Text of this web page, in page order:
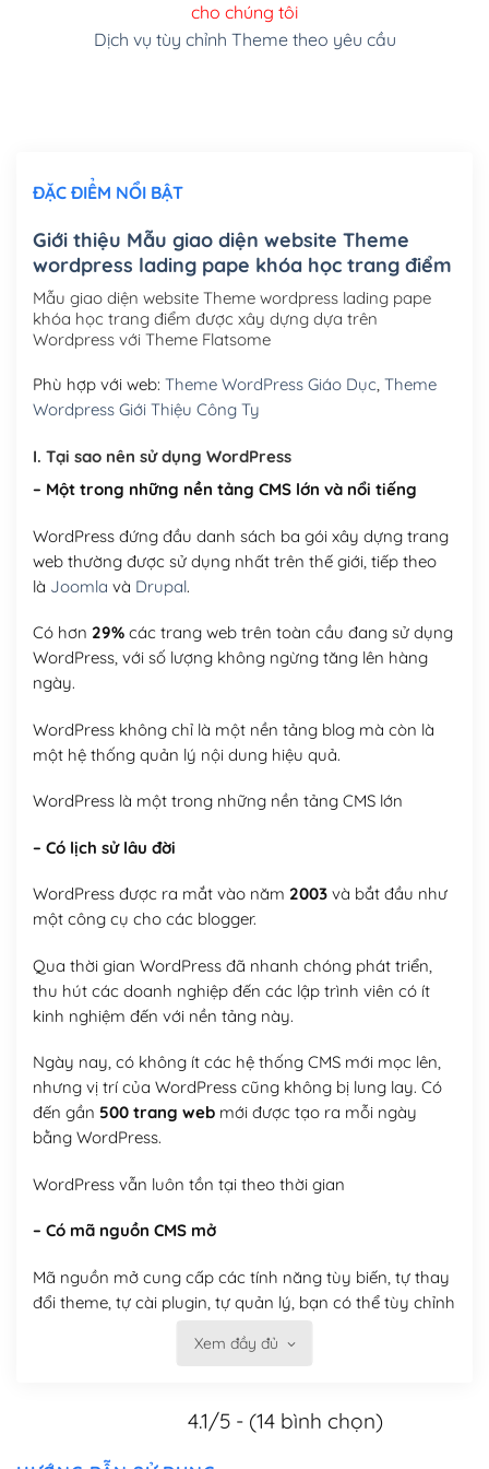
Cài đặt SMTP Mail cho site Wordpress(+100,000₫)
Mua thêm Host + Tên miền
Tên miền quốc tế .com .net .org (1 năm)
Tên miền Việt Nam .vn (1 năm)(+550,000₫)
Hosting 2GB SSD (1 năm) (+450,000₫)
Hosting 5GB SSD (1 năm)
cho chúng tôi
Dịch vụ tùy chỉnh Theme theo yêu cầu
ĐẶC ĐIỂM NỔI BẬT
Giới thiệu Mẫu giao diện website Theme
wordpress lading pape khóa học trang điểm
Mẫu giao diện website Theme wordpress lading pape
khóa học trang điểm được xây dựng dựa trên
Wordpress với Theme Flatsome
Phù hợp với web: Theme WordPress Giáo Dục, Theme
Wordpress Giới Thiệu Công Ty
I. Tại sao nên sử dụng WordPress
– Một trong những nền tảng CMS lớn và nổi tiếng
WordPress đứng đầu danh sách ba gói xây dựng trang
web thường được sử dụng nhất trên thế giới, tiếp theo
là Joomla và Drupal.
Có hơn 29%các trang web trên toàn cầu đang sử dụng
WordPress, với số lượng không ngừng tăng lên hàng
ngày.
WordPress không chỉ là một nền tảng blog mà còn là
một hệ thống quản lý nội dung hiệu quả.
WordPress là một trong những nền tảng CMS lớn
– Có lịch sử lâu đời
WordPress được ra mắt vào năm 2003và bắt đầu như
một công cụ cho các blogger.
Qua thời gian WordPress đã nhanh chóng phát triển,
thu hút các doanh nghiệp đến các lập trình viên có ít
kinh nghiệm đến với nền tảng này.
Ngày nay, có không ít các hệ thống CMS mới mọc lên,
nhưng vị trí của WordPress cũng không bị lung lay. Có
đến gần 500 trang webmới được tạo ra mỗi ngày
bằng WordPress.
WordPress vẫn luôn tồn tại theo thời gian
– Có mã nguồn CMS mở
Mã nguồn mở cung cấp các tính năng tùy biến, tự thay
đổi theme, tự cài plugin, tự quản lý, bạn có thể tùy chỉnh
Xem đầy đủ
4.1/5 - (14 bình chọn)